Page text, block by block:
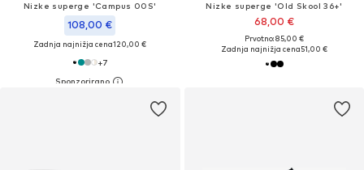
Nizke superge 'Campus 00S'
108,00 €
Zadnja najnižja cena120,00 €
+7
Nizke superge 'Old Skool 36+'
68,00 €
Prvotno: 85,00 €
Zadnja najnižja cena51,00 €